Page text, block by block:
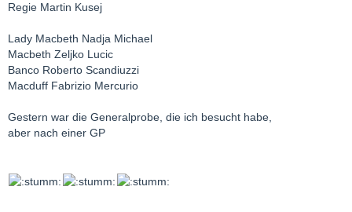
Regie Martin Kusej
Lady Macbeth Nadja Michael
Macbeth Zeljko Lucic
Banco Roberto Scandiuzzi
Macduff Fabrizio Mercurio
Gestern war die Generalprobe, die ich besucht habe,
aber nach einer GP